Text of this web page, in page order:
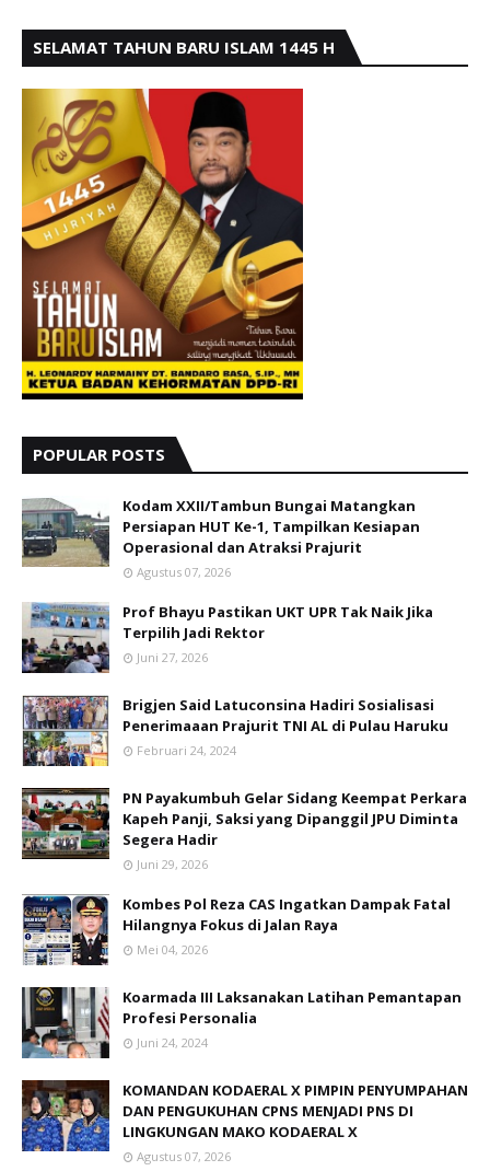
SELAMAT TAHUN BARU ISLAM 1445 H
POPULAR POSTS
Kodam XXII/Tambun Bungai Matangkan
Persiapan HUT Ke-1, Tampilkan Kesiapan
Operasional dan Atraksi Prajurit
Agustus 07, 2026
Prof Bhayu Pastikan UKT UPR Tak Naik Jika
Terpilih Jadi Rektor
Juni 27, 2026
Brigjen Said Latuconsina Hadiri Sosialisasi
Penerimaaan Prajurit TNI AL di Pulau Haruku
Februari 24, 2024
PN Payakumbuh Gelar Sidang Keempat Perkara
Kapeh Panji, Saksi yang Dipanggil JPU Diminta
Segera Hadir
Juni 29, 2026
Kombes Pol Reza CAS Ingatkan Dampak Fatal
Hilangnya Fokus di Jalan Raya
Mei 04, 2026
Koarmada III Laksanakan Latihan Pemantapan
Profesi Personalia
Juni 24, 2024
KOMANDAN KODAERAL X PIMPIN PENYUMPAHAN
DAN PENGUKUHAN CPNS MENJADI PNS DI
LINGKUNGAN MAKO KODAERAL X
Agustus 07, 2026